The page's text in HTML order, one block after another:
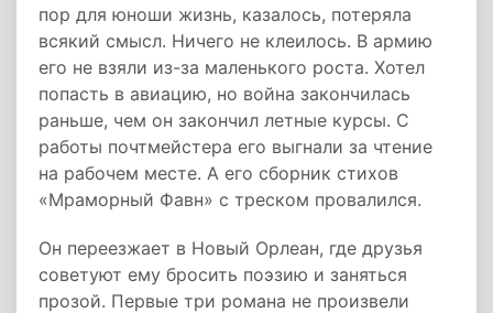
пор для юноши жизнь, казалось, потеряла
всякий смысл. Ничего не клеилось. В армию
его не взяли из-за маленького роста. Хотел
попасть в авиацию, но война закончилась
раньше, чем он закончил летные курсы. С
работы почтмейстера его выгнали за чтение
на рабочем месте. А его сборник стихов
«Мраморный Фавн» с треском провалился.
Он переезжает в Новый Орлеан, где друзья
советуют ему бросить поэзию и заняться
прозой. Первые три романа не произвели